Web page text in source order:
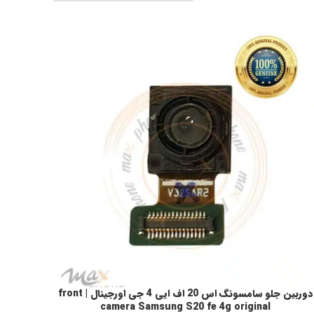
به سبد خرید
دوربین جلو سامسونگ اس 20 اف ایی 4 جی اورجینال | front
camera Samsung S20 fe 4g original